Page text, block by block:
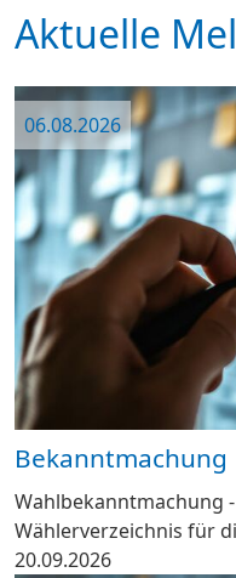
Aktuelle
Bekanntmachung
Wahlbekanntmachung
Wählerverzeichnis für
20.09.2026
06.08.2026